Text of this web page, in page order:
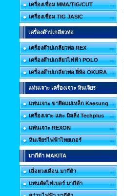
เครื่องเชื่อม MMA/TIG/CUT
เครื่องเชื่อม TIG JASIC
เครื่องต๊าปเกลียวท่อ
เครื่องต๊าปเกลียวท่อ REX
เครื่องต๊าปเกลียวไฟฟ้า POLO
เครื่องต๊าปเกลียวท่อ ยี่ห้อ OKURA
แท่นเจาะ เครื่องเจาะ หินเจียร
แท่นเจาะ ขายึดแม่เหล็ก Kaesung
เครื่องเจาะ และ มิลลิ่ง Techplus
แท่นเจาะ REXON
หินเจียรไฟฟ้าไทยเกอร์
มากีต้า MAKITA
เลื่อยวงเดือน มากีต้า
แท่นตัดไฟเบอร์ มากีต้า